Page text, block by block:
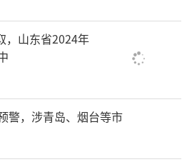
，山东省2024年
警，涉青岛、烟台等市